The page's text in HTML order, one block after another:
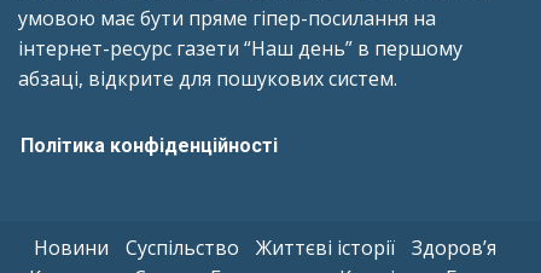
умовою має бути пряме гіпер-посилання на
інтернет-ресурс газети “Наш день” в першому
абзаці, відкрите для пошукових систем.
Політика конфіденційності
Новини Суспільство Життєві історії
Здоров’я